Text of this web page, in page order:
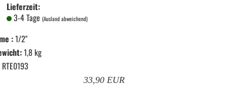
Lieferzeit:
3-4 Tage (Ausland abweichend)
:1/2"
1,8 kg
RTE0193
33,90 EUR